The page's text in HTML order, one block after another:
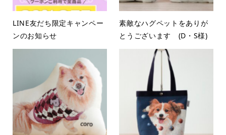
LINE友だち限定キャンペー
ンのお知らせ
素敵なハグペットをありが
とうございます (D・S様)